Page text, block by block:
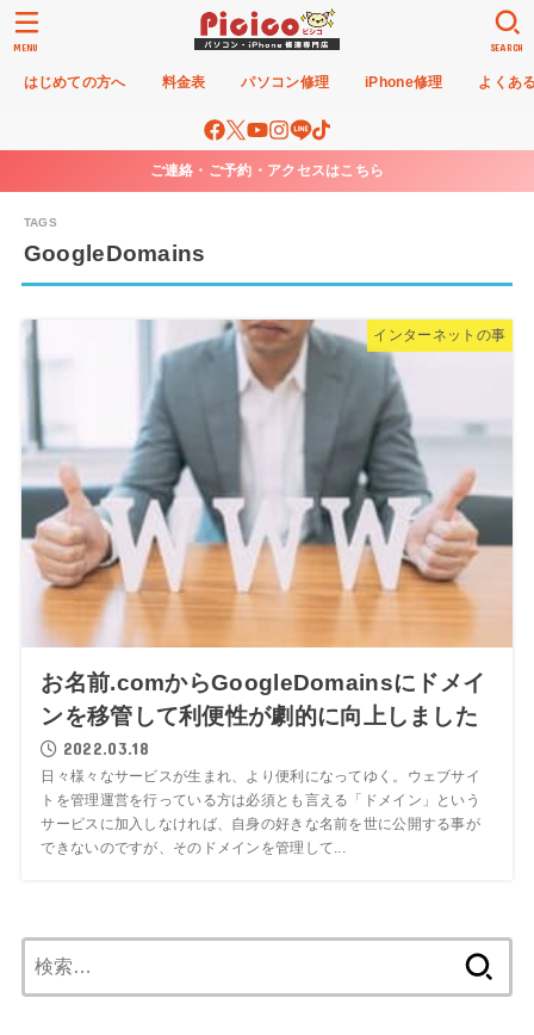
はじめての方へ 料金表 パソコン修理 iPhone修理 よくあ
SEARCH
MENU
ご連絡・ご予約・アクセスはこちら
GoogleDomains
インターネットの事
お名前.comからGoogleDomainsにドメイ
ンを移管して利便性が劇的に向上しました
2022.03.18
日々様々なサービスが生まれ、より便利になってゆく。ウェブサイ
トを管理運営を行っている方は必須とも言える「ドメイン」という
サービスに加入しなければ、自身の好きな名前を世に公開する事が
できないのですが、そのドメインを管理して...
索: